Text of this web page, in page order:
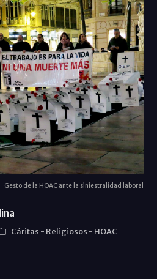
Gesto de la HOAC ante la siniestralidad laboral
Cáritas - Religiosos - HOAC